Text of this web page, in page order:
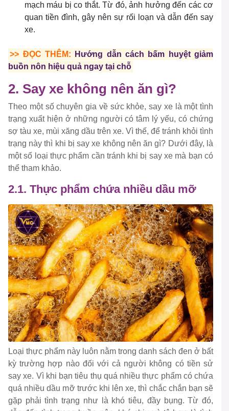
mạch máu bị co thắt. Từ đó, ảnh hưởng đến các cơ
quan tiền đình, gây nên sự rối loạn và dẫn đến say
xe.
>> ĐỌC THÊM:
Hướng dẫn cách bấm huyệt giảm
buồn nôn hiệu quả ngay tại chỗ
2. Say xe không nên ăn gì?
Theo một số chuyên gia về sức khỏe, say xe là một tình
trạng xuất hiện ở những người có tâm lý yếu, có chứng
sợ tàu xe, mùi xăng dầu trên xe. Vì thế, để tránh khỏi tình
trạng này thì khi bị say xe không nên ăn gì? Dưới đây, là
một số loại thực phẩm cần tránh khi bị say xe mà bạn có
thể tham khảo.
2.1. Thực phẩm chứa nhiều dầu mỡ
Loại thực phẩm này luôn nằm trong danh sách đen ở bất
kỳ trường hợp nào đối với cả người không có tiền sử
say xe. Vì khi bạn tiêu thụ quá nhiều thực phẩm có chứa
quá nhiều dầu mỡ trước khi lên xe, thì chắc chắn bạn sẽ
gặp phải tình trạng như là khó tiêu, đầy bụng. Từ đó,